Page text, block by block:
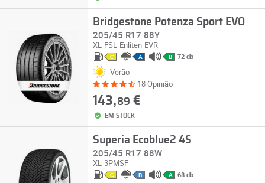
Bridgestone Potenza Sport EVO
205/45 R17 88Y
XL FSL Enliten EVR
C A B 72 db
Verão
18 Opinião
143,89 €
EM STOCK
Superia Ecoblue2 4S
205/45 R17 88W
XL 3PMSF
C B A 68 db